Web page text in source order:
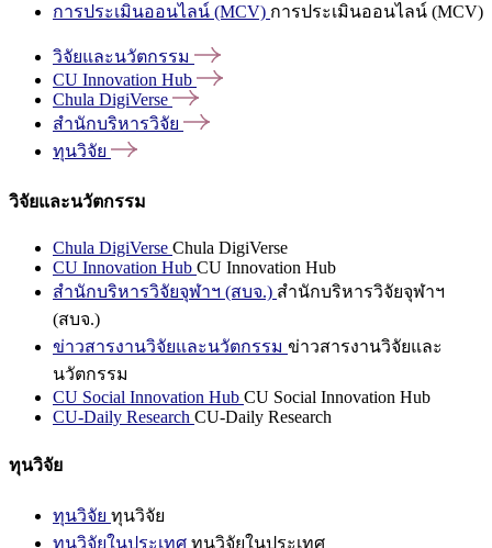
การประเมินออนไลน์ (MCV) การประเมินออนไลน์ (MCV)
วิจัยและนวัตกรรม
CU Innovation Hub
Chula DigiVerse
สำนักบริหารวิจัย
ทุนวิจัย
วิจัยและนวัตกรรม
Chula DigiVerse Chula DigiVerse
CU Innovation Hub CU Innovation Hub
สำนักบริหารวิจัยจุฬาฯ (สบจ.) สำนักบริหารวิจัยจุฬาฯ
(สบจ.)
ข่าวสารงานวิจัยและนวัตกรรม ข่าวสารงานวิจัยและ
นวัตกรรม
CU Social Innovation Hub CU Social Innovation Hub
CU-Daily Research CU-Daily Research
ทุนวิจัย
ทุนวิจัย ทุนวิจัย
ทุนวิจัยในประเทศ ทุนวิจัยในประเทศ